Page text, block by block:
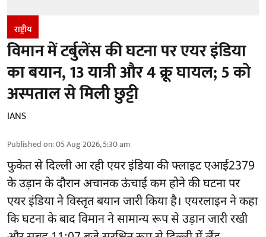
राष्ट्रीय
विमान में टर्बुलेंस की घटना पर एयर इंडिया
का बयान, 13 यात्री और 4 क्रू घायल; 5 को
अस्पताल से मिली छुट्टी
IANS
Published on:05 Aug 2026, 5:30 am
फुकेत सेदिल्लीआ रही एयर इंडिया की फ्लाइट एआई2379
के उड़ान के दौरान अचानक ऊंचाई कम होने की घटना पर
एयर इंडिया ने विस्तृत बयान जारी किया है। एयरलाइन ने कहा
कि घटना के बाद विमान ने सामान्य रूप से उड़ान जारी रखी